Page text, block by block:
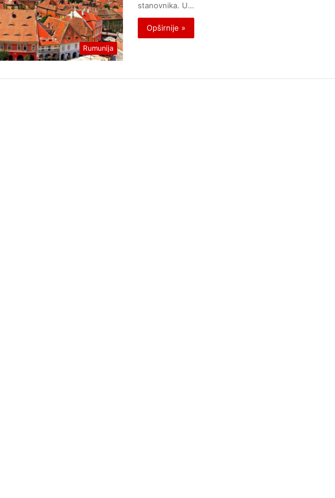
Rumunija
stanovnika. U…
Opširnije »